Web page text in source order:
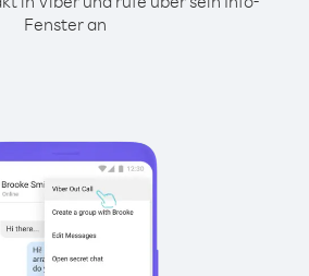
Fenster an